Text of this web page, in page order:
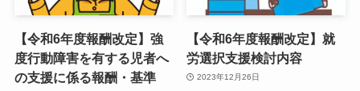
【令和6年度報酬改定】強
度行動障害を有する児者へ
の支援に係る報酬・基準
【令和6年度報酬改定】就
労選択支援検討内容
2023年12月26日